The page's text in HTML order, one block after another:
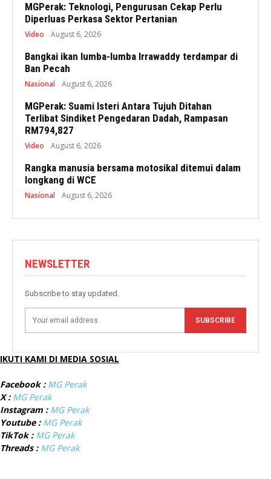
MGPerak: Teknologi, Pengurusan Cekap Perlu
Diperluas Perkasa Sektor Pertanian
Video August 6, 2026
Bangkai ikan lumba-lumba Irrawaddy terdampar di
Ban Pecah
Nasional August 6, 2026
MGPerak: Suami Isteri Antara Tujuh Ditahan
Terlibat Sindiket Pengedaran Dadah, Rampasan
RM794,827
Video August 6, 2026
Rangka manusia bersama motosikal ditemui dalam
longkang di WCE
Nasional August 6, 2026
NEWSLETTER
Subscribe to stay updated.
SUBSCRIBE
IKUTI KAMI DI MEDIA SOSIAL
Facebook : MG Perak
X : MG Perak
Instagram : MG Perak
Youtube : MG Perak
TikTok : MG Perak
Threads : MG Perak